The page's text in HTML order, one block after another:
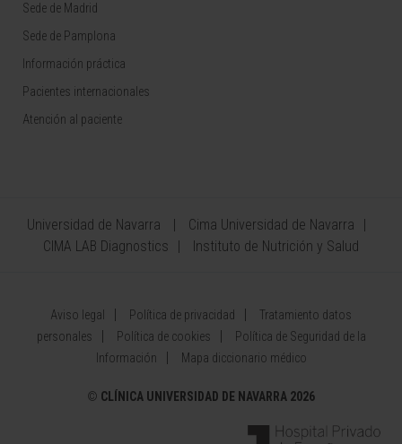
Sede de Madrid
Sede de Pamplona
Información práctica
Pacientes internacionales
Atención al paciente
Universidad de Navarra
Cima Universidad de Navarra
CIMA LAB Diagnostics
Instituto de Nutrición y Salud
Aviso legal Política de privacidad
Tratamiento datos
personales
Política de cookies
Política de Seguridad de la
Información
Mapa diccionario médico
© CLÍNICA UNIVERSIDAD DE NAVARRA 2026